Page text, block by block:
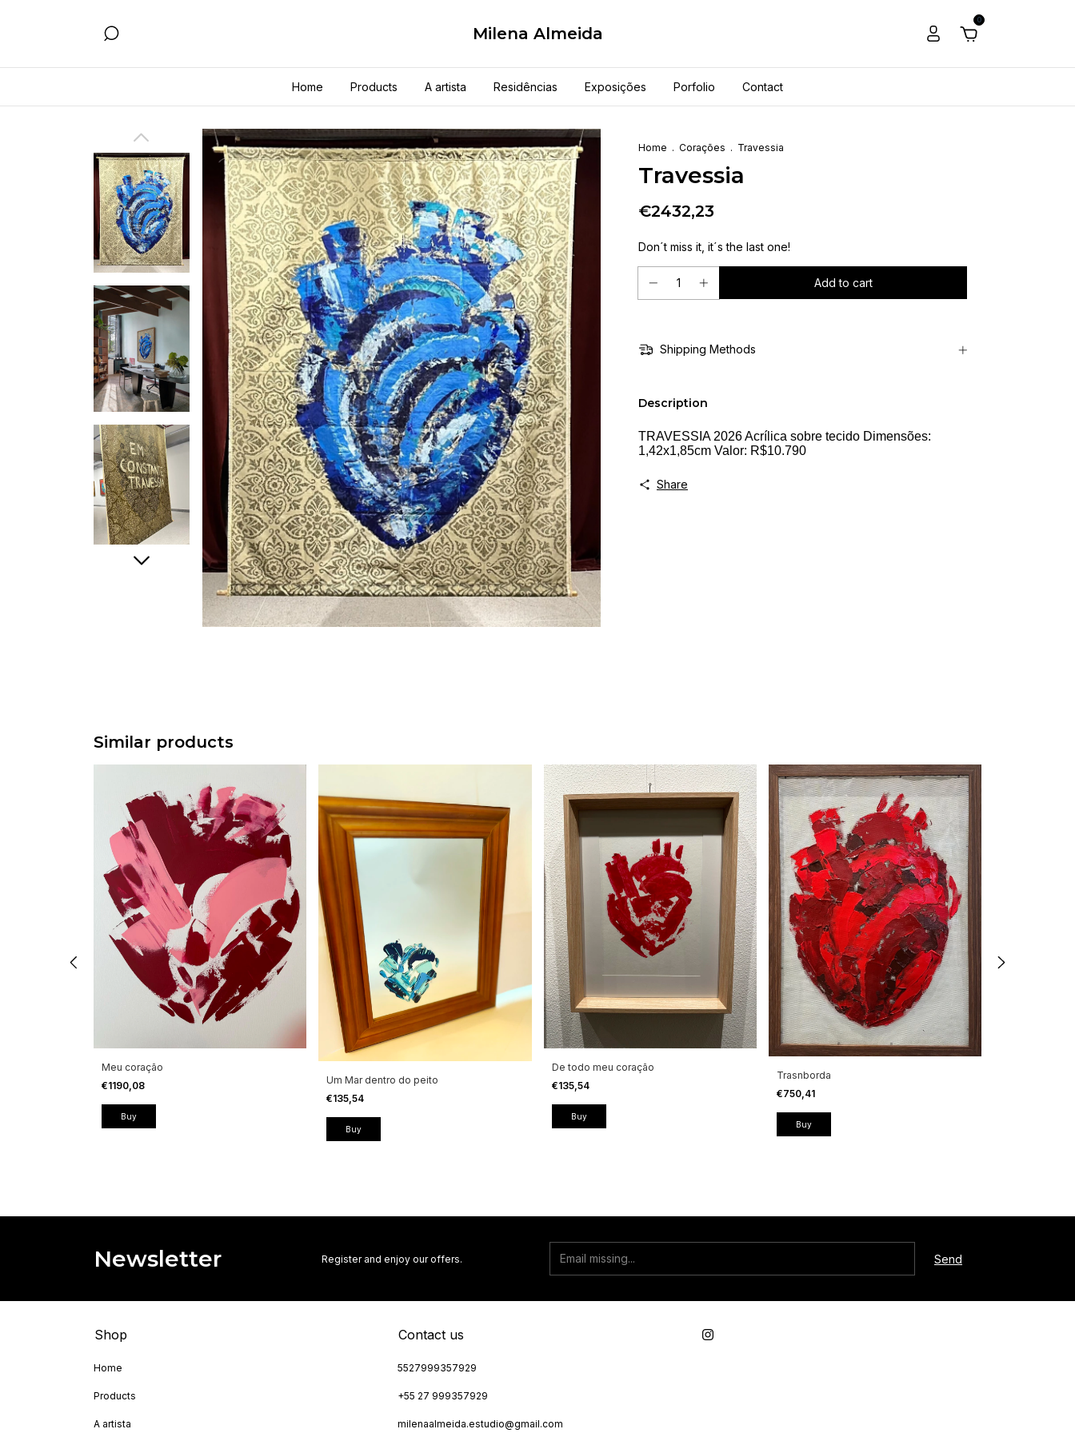
Milena Almeida
0
Home Products A artista Residências Exposições Porfolio Contact
Home . Corações . Travessia
Travessia
€2432,23
Don´t miss it, it´s the last one!
Shipping Methods
Description
TRAVESSIA 2026 Acrílica sobre tecido Dimensões:
1,42x1,85cm Valor: R$10.790
Share
Similar products
Meu coração
€1190,08
Um Mar dentro do peito
€135,54
De todo meu coração
€135,54
Trasnborda
€750,41
Newsletter Register and enjoy our offers.
Shop
Home
Products
A artista
Contact us
5527999357929
+55 27 999357929
milenaalmeida.estudio@gmail.com